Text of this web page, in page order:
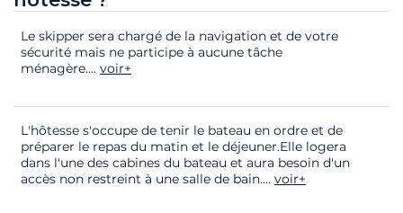
Le skipper sera chargé de la navigation et de votre
sécurité mais ne participe à aucune tâche
ménagère.... voir+
L'hôtesse s'occupe de tenir le bateau en ordre et de
préparer le repas du matin et le déjeuner.Elle logera
dans l'une des cabines du bateau et aura besoin d'un
accès non restreint à une salle de bain.... voir+